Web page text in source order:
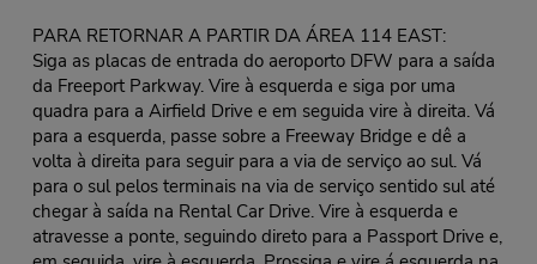
PARA RETORNAR A PARTIR DA ÁREA 114 EAST:
Siga as placas de entrada do aeroporto DFW para a saída
da Freeport Parkway. Vire à esquerda e siga por uma
quadra para a Airfield Drive e em seguida vire à direita. Vá
para a esquerda, passe sobre a Freeway Bridge e dê a
volta à direita para seguir para a via de serviço ao sul. Vá
para o sul pelos terminais na via de serviço sentido sul até
chegar à saída na Rental Car Drive. Vire à esquerda e
atravesse a ponte, seguindo direto para a Passport Drive e,